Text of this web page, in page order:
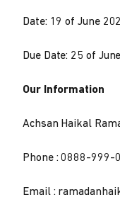
Date: 19 of June
Due Date: 25 of
Our Information
Achsan Haikal
Phone : 0888-999-
Email :